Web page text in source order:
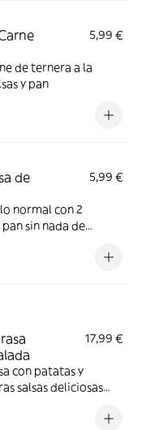
5,99 €
de ternera a la
y pan
de
5,99 €
normal con 2
pan sin nada de
17,99 €
con patatas y
salsas deliciosas